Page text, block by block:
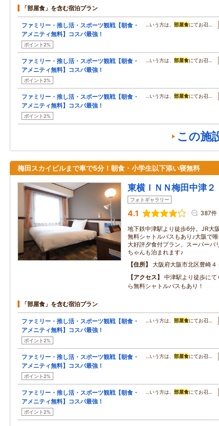
「部屋食」を含む宿泊プラン
ファミリー・推し活・スポーツ観戦【朝食・
アメニティ無料】コスパ最強！
ポイント2%
…いう方は、 部屋食にてお召…
ファミリー・推し活・スポーツ観戦【朝食・
アメニティ無料】コスパ最強！
ポイント2%
…いう方は、 部屋食にてお召…
ファミリー・推し活・スポーツ観戦【朝食・
アメニティ無料】コスパ最強！
ポイント2%
…いう方は、 部屋食にてお召…
この施
梅田スカイビルまで車で5分！朝食・小学生以下添い寝無料
東横ＩＮＮ梅田中津２
フォトギャラリー
4.1 387件
地下鉄中津駅より徒歩6分。JR大
無料シャトルバスもあり♪大阪で
大好評夕食付プラン、スーパーバ
ちゃんも泊まれます♪
住所
大阪府大阪市北区豊崎４
アクセス
中津駅より徒歩に
ら無料シャトルバスもあり！
「部屋食」を含む宿泊プラン
ファミリー・推し活・スポーツ観戦【朝食・
アメニティ無料】コスパ最強！
ポイント2%
…いう方は、 部屋食にてお召…
ファミリー・推し活・スポーツ観戦【朝食・
アメニティ無料】コスパ最強！
ポイント2%
…いう方は、 部屋食にてお召…
ファミリー・推し活・スポーツ観戦【朝食・
アメニティ無料】コスパ最強！
ポイント2%
…いう方は、 部屋食にてお召…